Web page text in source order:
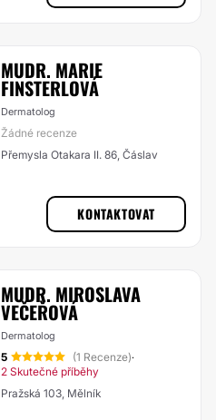
MUDR. MARIE
FINSTERLOVÁ
Dermatolog
Žádné recenze
Přemysla Otakara II. 86, Čáslav
KONTAKTOVAT
MUDR. MIROSLAVA
VEČEŘOVÁ
Dermatolog
5 (1 Recenze)·
2 Skutečné příběhy
Pražská 103, Mělník